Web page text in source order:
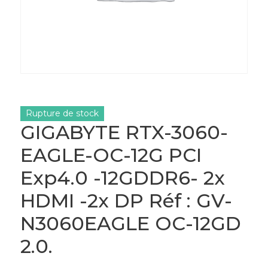
GIGABYTE RTX-3060-
EAGLE-OC-12G PCI
Exp4.0 -12GDDR6- 2x
HDMI -2x DP Réf : GV-
N3060EAGLE OC-12GD
2.0.
Rupture de stock